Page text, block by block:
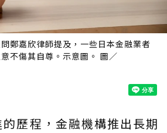
鄭嘉欣律師提及，一些日本金融業者
不傷其自尊。示意圖。 圖／
歷程，金融機構推出長期